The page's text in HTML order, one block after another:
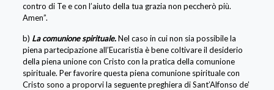
contro di Te e con l’aiuto della tua grazia non peccherò più.
Amen”.
b) La comunione spirituale.Nel caso in cui non sia possibile la
piena partecipazione all’Eucaristia è bene coltivare il desiderio
della piena unione con Cristo con la pratica della comunione
spirituale. Per favorire questa piena comunione spirituale con
Cristo sono a proporvi la seguente preghiera di Sant’Alfonso de’